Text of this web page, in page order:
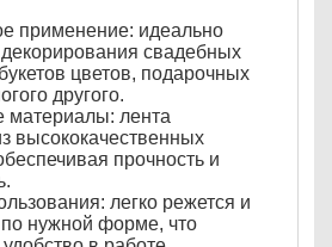
применение: идеально
свадебных
цветов, подарочных
другого.
материалы: лента
высококачественных
прочность и
легко режется и
нужной форме, что